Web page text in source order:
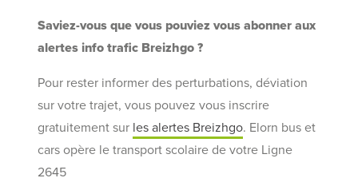
Saviez-vous que vous pouviez vous abonner aux
alertes info trafic Breizhgo ?
Pour rester informer des perturbations, déviation
sur votre trajet, vous pouvez vous inscrire
gratuitement sur les alertes Breizhgo. Elorn bus et
cars opère le transport scolaire de votre Ligne
2645